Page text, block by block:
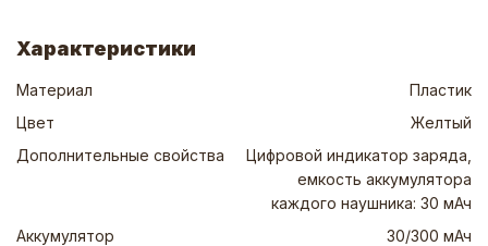
Характеристики
Материал
Пластик
Цвет
Желтый
Дополнительные свойства
Цифровой индикатор заряда,
емкость аккумулятора
каждого наушника: 30 мАч
Аккумулятор
30/300 мАч